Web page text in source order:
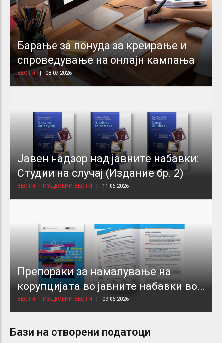
Барање за понуда за креирање и
спроведување на онлајн кампања
ВЕСТИ 08.07.2026
Јавен надзор над јавните набавки:
Студии на случај (Издание бр. 2)
ВЕСТИ ИЗДВОЕНИ ВЕСТИ 11.06.2026
Препораки за намалување на
корупцијата во јавните набавки во
здравствениот сектор
ВЕСТИ ИЗДВОЕНИ ВЕСТИ 09.06.2026
Бази на отворени податоци